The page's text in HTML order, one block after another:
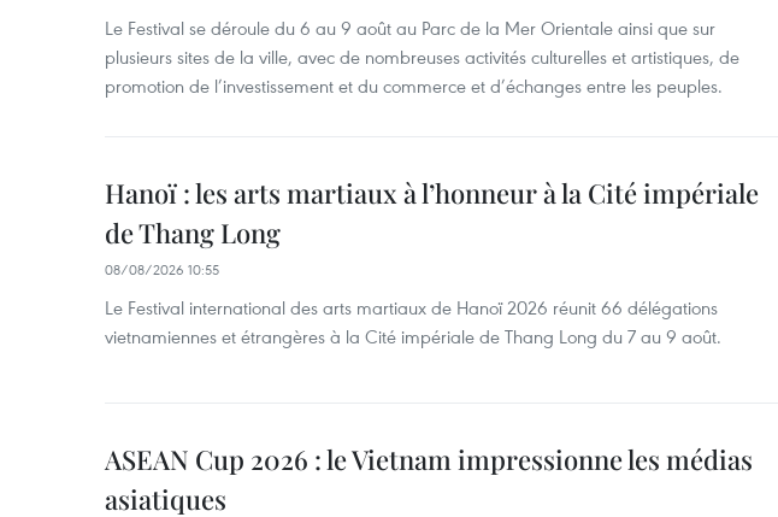
Le Festival se déroule du 6 au 9 août au Parc de la Mer Orientale ainsi que sur
plusieurs sites de la ville, avec de nombreuses activités culturelles et artistiques, de
promotion de l’investissement et du commerce et d’échanges entre les peuples.
Hanoï : les arts martiaux à l’honneur à la Cité impériale
de Thang Long
08/08/2026 10:55
Le Festival international des arts martiaux de Hanoï 2026 réunit 66 délégations
vietnamiennes et étrangères à la Cité impériale de Thang Long du 7 au 9 août.
ASEAN Cup 2026 : le Vietnam impressionne les médias
asiatiques